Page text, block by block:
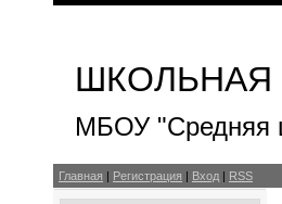
ШКОЛЬНАЯ
МБОУ "Средняя
Главная Регистрация Вход RSS